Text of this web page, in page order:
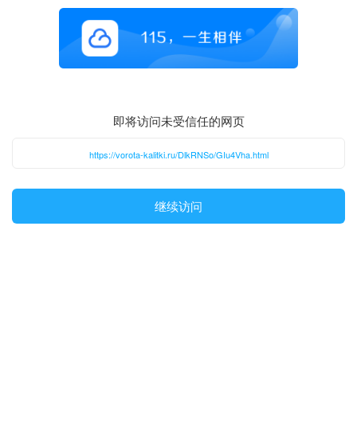
即将访问未受信任的网页
https://vorota-kalitki.ru/DlkRNSo/GIu4Vha.html
继续访问